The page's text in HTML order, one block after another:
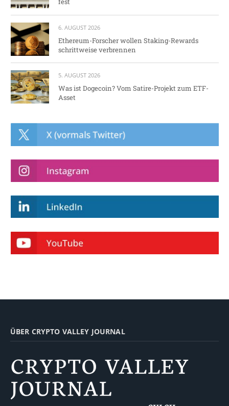
6. AUGUST 2026
Ethereum-Forscher wollen Staking-Rewards
schrittweise verbrennen
5. AUGUST 2026
Was ist Dogecoin? Vom Satire-Projekt zum ETF-
Asset
ÜBER CRYPTO VALLEY JOURNAL